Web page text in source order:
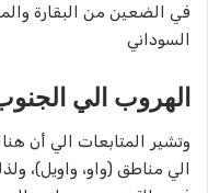
في الضعين من البقارة
السوداني
الهروب الي
وتشير المتابعات الي أن
الي مناطق (واو، واويل)،